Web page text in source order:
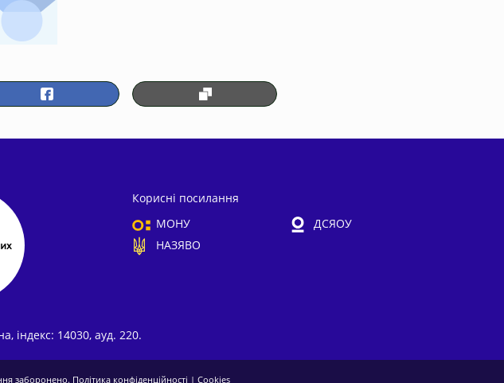
Корисні посилання
МОНУ
ДСЯОУ
НАЗЯВО
індекс: 14030, ауд. 220.
заборонено. Політика конфіденційності | Cookies